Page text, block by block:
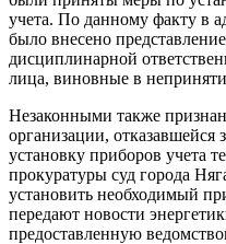
учета. По данному факту в
было внесено
дисциплинарной
лица, виновные в
Незаконными также
организации, отказавшейся
установку приборов учета
прокуратуры суд города
установить необходимый
передают новости
предоставленную